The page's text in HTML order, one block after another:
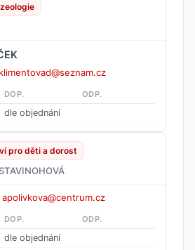
klimentovad@seznam.cz
DOP. ODP.
dle objednání
pro děti a dorost
apolivkova@centrum.cz
DOP. ODP.
dle objednání